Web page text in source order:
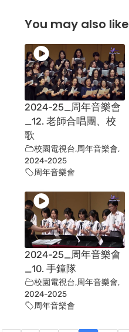
You may also like
2024-25_周年音樂會
_12. 老師合唱團、校
歌
校園電視台,周年音樂會,
2024-2025
周年音樂會
2024-25_周年音樂會
_10. 手鐘隊
校園電視台,周年音樂會,
2024-2025
周年音樂會